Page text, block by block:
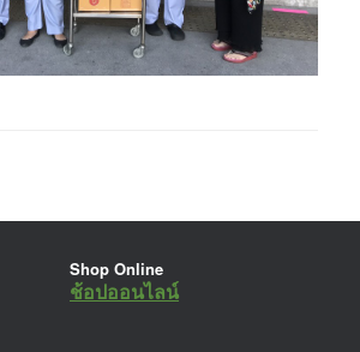
Shop Online
ช้อปออนไลน์